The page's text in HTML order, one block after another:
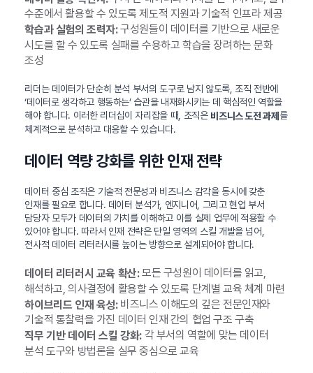
수준에서 활용할 수 있도록 제도적 지원과 기술적 인프라 제공
학습과 실험의 조력자:구성원들이 데이터를 기반으로 새로운
시도를 할 수 있도록 실패를 수용하고 학습을 장려하는 문화
조성
리더는 데이터가 단순히 분석 부서의 도구로 남지 않도록, 조직 전반에
‘데이터로 생각하고 행동하는’ 습관을 내재화시키는 데 핵심적인 역할을
해야 합니다. 이러한 리더십이 자리잡을 때, 조직은 비즈니스 도전 과제 를
체계적으로 분석하고 대응할 수 있습니다.
데이터 역량 강화를 위한 인재 전략
데이터 중심 조직은 기술적 전문성과 비즈니스 감각을 동시에 갖춘
인재를 필요로 합니다. 데이터 분석가, 엔지니어, 그리고 현업 부서
담당자 모두가 데이터의 가치를 이해하고 이를 실제 업무에 적용할 수
있어야 합니다. 따라서 인재 전략은 단일 영역의 스킬 개발을 넘어,
전사적 데이터 리터러시를 높이는 방향으로 설계되어야 합니다.
데이터 리터러시 교육 확산:모든 구성원이 데이터를 읽고,
해석하고, 의사결정에 활용할 수 있도록 단계별 교육 체계 마련
하이브리드 인재 육성:비즈니스 이해도의 깊은 전문인재와
기술적 통찰력을 가진 데이터 인재 간의 협업 구조 구축
직무 기반 데이터 스킬 강화:각 부서의 역할에 맞는 데이터
분석 도구와 방법론을 실무 중심으로 교육